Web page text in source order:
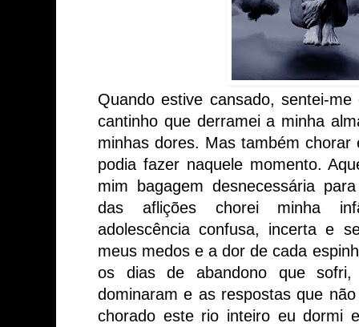
Quando estive cansado, sentei-
cantinho que derramei a minha
minhas dores. Mas também
podia fazer naquele momento.
mim bagagem desnecessária
das aflições chorei minha
adolescência confusa, incerta e
meus medos e a dor de cada
os dias de abandono que
dominaram e as respostas que
chorado este rio inteiro eu dormi